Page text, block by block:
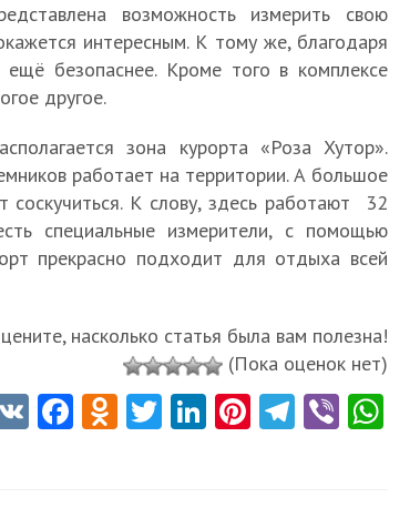
возможность измерить свою
интересным. К тому же, благодаря
ещё безопаснее. Кроме того в комплексе
другое.
зона курорта «Роза Хутор».
работает на территории. А большое
К слову, здесь работают 32
специальные измерители, с помощью
прекрасно подходит для отдыха всей
насколько статья была вам полезна!
(Пока оценок нет)
VFa O T Li PiTe Vi